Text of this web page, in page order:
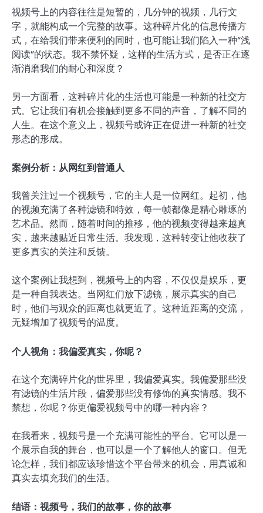
视频号上的内容往往是短暂的，几分钟的视频，几行文
字，就能构成一个完整的故事。这种碎片化的信息传播方
式，在给我们带来便利的同时，也可能让我们陷入一种“浅
阅读”的状态。我不禁怀疑，这样的生活方式，是否正在逐
渐消磨我们的耐心和深度？
另一方面看，这种碎片化的生活也可能是一种新的社交方
式。它让我们有机会接触到更多不同的声音，了解不同的
人生。在这个意义上，视频号或许正在促进一种新的社交
形态的形成。
案例分析：从网红到普通人
我曾关注过一个视频号，它的主人是一位网红。起初，他
的视频充满了各种滤镜和特效，每一帧都像是精心雕琢的
艺术品。然而，随着时间的推移，他的视频变得越来越真
实，越来越贴近日常生活。我发现，这种转变让他收获了
更多真实的关注和反馈。
这个案例让我想到，视频号上的内容，不仅仅是娱乐，更
是一种自我表达。当网红们放下滤镜，展示真实的自己
时，他们与观众的距离也就更近了。这种近距离的交流，
无疑增加了视频号的温度。
个人视角：我偏爱真实，你呢？
在这个充满碎片化的世界里，我偏爱真实。我偏爱那些没
有滤镜的生活片段，偏爱那些没有修饰的真实情感。我不
禁想，你呢？你更偏爱视频号中的哪一种内容？
在我看来，视频号是一个充满可能性的平台。它可以是一
个展示自我的舞台，也可以是一个了解他人的窗口。但无
论怎样，我们都应该珍惜这个平台带来的机会，用真诚和
真实去填充我们的生活。
结语：视频号，我们的故事，你的故事